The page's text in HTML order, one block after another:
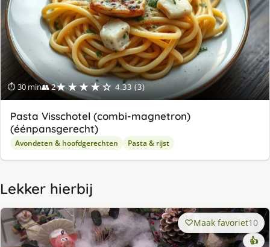
⏱ 30 min👥 2★★★★☆ 4.33 (3)
Pasta Visschotel (combi-magnetron)
(éénpansgerecht)
Avondeten & hoofdgerechten Pasta & rijst
Lekker hierbij
Maak favoriet10
👍